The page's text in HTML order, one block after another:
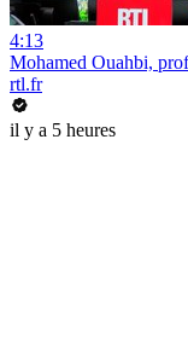
4:13
Mohamed Ouahbi,
rtl.fr
il y a 5 heures